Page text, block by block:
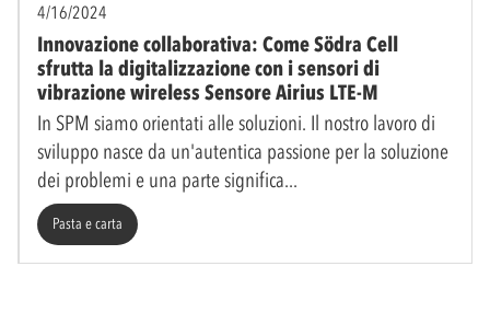
4/16/2024
Innovazione collaborativa: Come Södra Cell
sfrutta la digitalizzazione con i sensori di
vibrazione wireless Sensore Airius LTE-M
In SPM siamo orientati alle soluzioni. Il nostro lavoro di
sviluppo nasce da un'autentica passione per la soluzione
dei problemi e una parte significa
Pasta e carta